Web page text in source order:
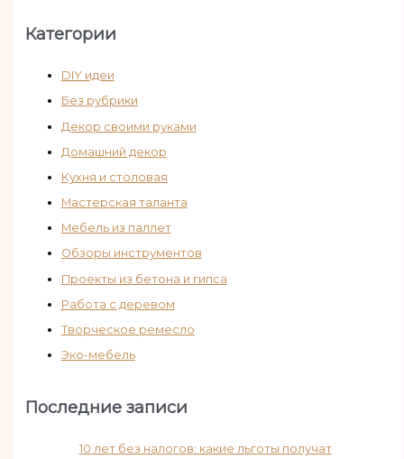
Категории
DIY идеи
Без рубрики
Декор своими руками
Домашний декор
Кухня и столовая
Мастерская таланта
Мебель из паллет
Обзоры инструментов
Проекты из бетона и гипса
Работа с деревом
Творческое ремесло
Эко-мебель
Последние записи
10 лет без налогов: какие льготы получат